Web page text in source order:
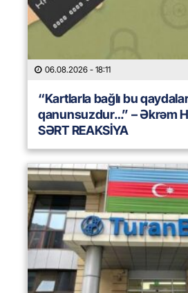
06.08.2026 - 18:11
“Kartlarla bağlı bu
qanunsuzdur…” – Əkrəm
SƏRT REAKSİYA